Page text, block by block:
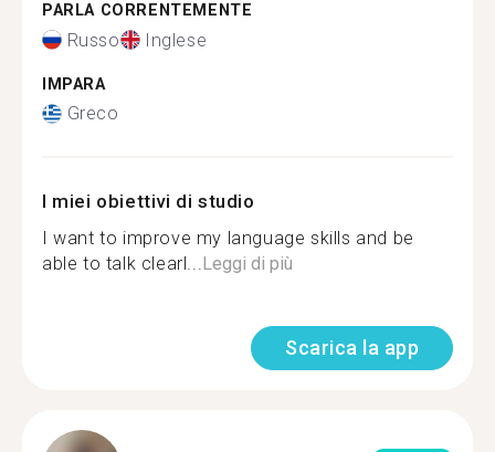
PARLA CORRENTEMENTE
Russo Inglese
IMPARA
Greco
I miei obiettivi di studio
I want to improve my language skills and be
able to talk clearl...Leggi di più
Scarica la app